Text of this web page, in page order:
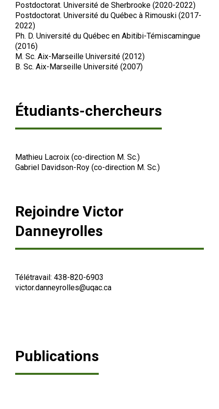
Postdoctorat. Université de Sherbrooke (2020-2022)
Postdoctorat. Université du Québec à Rimouski (2017-
2022)
Ph. D. Université du Québec en Abitibi-Témiscamingue
(2016)
M. Sc. Aix-Marseille Université (2012)
B. Sc. Aix-Marseille Université (2007)
Étudiants-chercheurs
Mathieu Lacroix (co-direction M. Sc.)
Gabriel Davidson-Roy (co-direction M. Sc.)
Rejoindre Victor
Danneyrolles
Télétravail: 438-820-6903
victor.danneyrolles@uqac.ca
Publications
Recherche